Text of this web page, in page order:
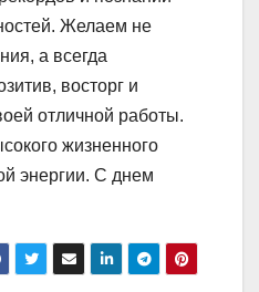
Желаем не​
а​ всегда
восторг и​
отличной работы.
жизненного
энергии. С​ днем